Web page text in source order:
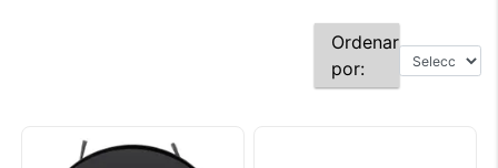
Ordenar
por: